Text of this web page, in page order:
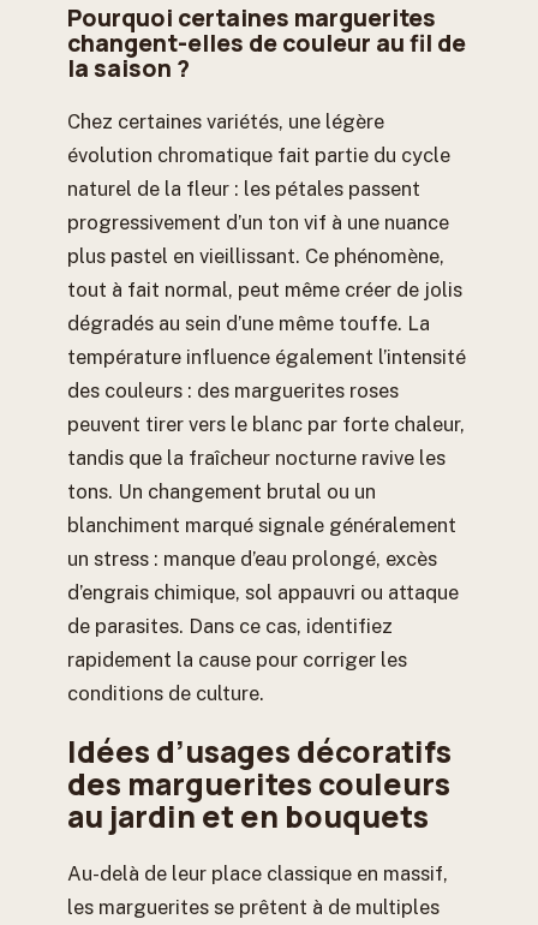
Pourquoi certaines marguerites
changent-elles de couleur au fil de
la saison ?
Chez certaines variétés, une légère
évolution chromatique fait partie du cycle
naturel de la fleur : les pétales passent
progressivement d’un ton vif à une nuance
plus pastel en vieillissant. Ce phénomène,
tout à fait normal, peut même créer de jolis
dégradés au sein d’une même touffe. La
température influence également l’intensité
des couleurs : des marguerites roses
peuvent tirer vers le blanc par forte chaleur,
tandis que la fraîcheur nocturne ravive les
tons. Un changement brutal ou un
blanchiment marqué signale généralement
un stress : manque d’eau prolongé, excès
d’engrais chimique, sol appauvri ou attaque
de parasites. Dans ce cas, identifiez
rapidement la cause pour corriger les
conditions de culture.
Idées d’usages décoratifs
des marguerites couleurs
au jardin et en bouquets
Au-delà de leur place classique en massif,
les marguerites se prêtent à de multiples